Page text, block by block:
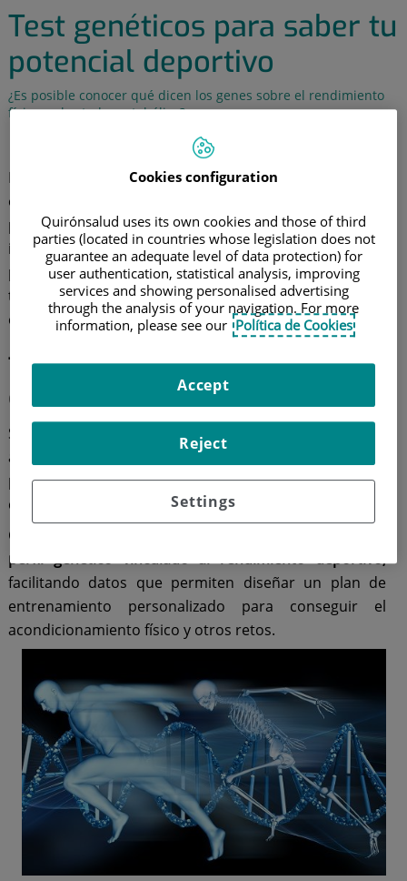
Test genéticos para saber tu
potencial deportivo
¿Es posible conocer qué dicen los genes sobre el rendimiento
físico y el estado metabólico?
11 de noviembre de 2021
La
influye en el rendimiento deportivo, esto
es algo que no se puede cambiar. Sin embargo, sí es
posible analizar nuestragenéticapara después
introducir las pautas más adecuadas para cada caso
personal. Esto se puede hacer mediante dos tipos de
test que estudian diferentes aspectos. Te explicamos
en qué consisten y para qué sirven.
Test genético de rendimiento
deportivo
Si quieres llevar tu entrenamiento físico a un paso más
allá o simplemente te gustaría conocer cuál es tu
potencial en el deporte, esta prueba te ayuda a
conseguirlo.
Concretamente, este test se encarga de
perfil genético vinculado al rendimiento deportivo,
facilitando datos que permiten diseñar un plan de
entrenamiento personalizado para conseguir el
acondicionamiento físico y otros retos.
Cookies configuration
Quirónsalud uses its own cookies and those of third
parties (located in countries whose legislation does not
guarantee an adequate level of data protection) for
user authentication, statistical analysis, improving
services and showing personalised advertising
through the analysis of your navigation. For more
information, please see our Política de Cookies
Settings
Reject
Accept